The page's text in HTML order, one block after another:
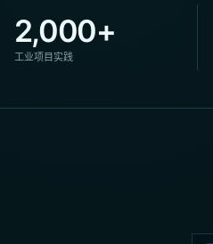
2,000+
工业项目实践